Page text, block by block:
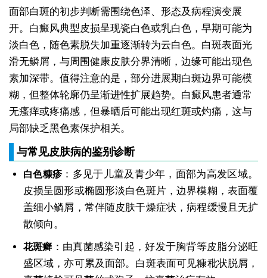
面部白斑的初步判断需围绕色泽、形态及病程演变展
开。白癜风典型皮损呈现瓷白色或乳白色，早期可能为
淡白色，随色素脱失加重逐渐转为云白色。白斑表面光
滑无鳞屑，与周围健康皮肤分界清晰，边缘可能出现色
素加深带。值得注意的是，部分进展期白斑边界可能模
糊，但整体轮廓仍呈渐进性扩展趋势。白癜风患者通常
无瘙痒或疼痛感，但暴晒后可能出现红斑或灼痛，这与
局部缺乏黑色素保护相关。
与常见皮肤病的鉴别诊断
白色糠疹：多见于儿童及青少年，面部为高发区域。
皮损呈圆形或椭圆形淡白色斑片，边界模糊，表面覆
盖细小鳞屑，常伴随皮肤干燥症状，病程缓慢且无扩
散倾向。
花斑癣 ：由真菌感染引起，好发于胸背等皮脂分泌旺
盛区域，亦可累及面部。白斑表面可见糠秕状脱屑，